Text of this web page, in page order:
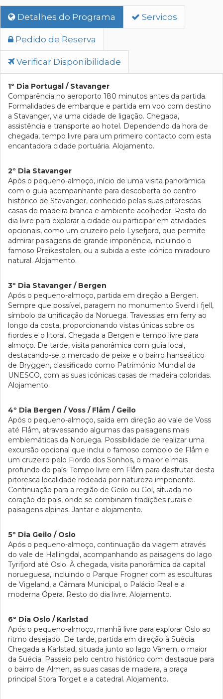
Detalhes do Programa Servicos
Pedido de Reserva
Verificar Disponibilidade
1º Dia Portugal / Stavanger
Comparência no aeroporto 180 minutos antes da partida.
Formalidades de embarque e partida em voo com destino
a Stavanger, via uma cidade de ligação. Chegada,
assistência e transporte ao hotel. Dependendo da hora de
chegada, tempo livre para um primeiro contacto com esta
encantadora cidade portuária. Alojamento.
2º Dia Stavanger
Após o pequeno-almoço, início de uma visita panorâmica
com o guia acompanhante para descoberta do centro
histórico de Stavanger, conhecido pelas suas pitorescas
casas de madeira branca e ambiente acolhedor. Resto do
dia livre para explorar a cidade ou participar em atividades
opcionais, como um cruzeiro pelo Lysefjord, que permite
admirar paisagens de grande imponência, incluindo o
famoso Preikestolen, ou a subida a este icónico miradouro
natural. Alojamento.
3º Dia Stavanger / Bergen
Após o pequeno-almoço, partida em direção a Bergen.
Sempre que possível, paragem no monumento Sverd i fjell,
símbolo da unificação da Noruega. Travessias em ferry ao
longo da costa, proporcionando vistas únicas sobre os
fiordes e o litoral. Chegada a Bergen e tempo livre para
almoço. De tarde, visita panorâmica com guia local,
destacando-se o mercado de peixe e o bairro hanseático
de Bryggen, classificado como Património Mundial da
UNESCO, com as suas icónicas casas de madeira coloridas.
Alojamento.
4º Dia Bergen / Voss / Flåm / Geilo
Após o pequeno-almoço, saída em direção ao vale de Voss
até Flåm, atravessando algumas das paisagens mais
emblemáticas da Noruega. Possibilidade de realizar uma
excursão opcional que inclui o famoso comboio de Flåm e
um cruzeiro pelo Fiordo dos Sonhos, o maior e mais
profundo do país. Tempo livre em Flåm para desfrutar desta
pitoresca localidade rodeada por natureza imponente.
Continuação para a região de Geilo ou Gol, situada no
coração do país, onde se combinam tradições rurais e
paisagens alpinas. Jantar e alojamento.
5º Dia Geilo / Oslo
Após o pequeno-almoço, continuação da viagem através
do vale de Hallingdal, acompanhando as paisagens do lago
Tyrifjord até Oslo. À chegada, visita panorâmica da capital
norueguesa, incluindo o Parque Frogner com as esculturas
de Vigeland, a Câmara Municipal, o Palácio Real e a
moderna Ópera. Resto do dia livre. Alojamento.
6º Dia Oslo / Karlstad
Após o pequeno-almoço, manhã livre para explorar Oslo ao
ritmo desejado. De tarde, partida em direção à Suécia.
Chegada a Karlstad, situada junto ao lago Vänern, o maior
da Suécia. Passeio pelo centro histórico com destaque para
o bairro de Almen, as suas casas de madeira, a praça
principal Stora Torget e a catedral. Alojamento.